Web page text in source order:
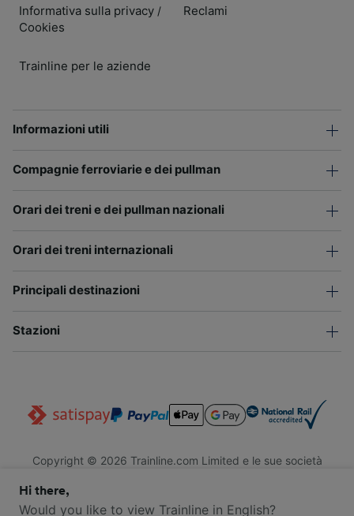
Informativa sulla privacy /
Cookies
Trainline per le aziende
Reclami
Informazioni utili
Compagnie ferroviarie e dei pullman
Orari dei treni e dei pullman nazionali
Orari dei treni internazionali
Principali destinazioni
Stazioni
Copyright © 2026 Trainline.com Limited e le sue società
Trainline.com Limited è registrata in Inghilterra e Galles. Società
n. 3846791. Sede legale: 1 Stonecutter St, EC4A 4AH, Londra,
Hi there,
Would you like to view Trainline in English?